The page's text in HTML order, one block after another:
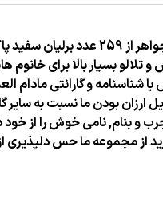
سفید پاک با درخشش و تلالو بالا استفاده شده
بسیار بالا برای خانوم
باشناسنامه و گارانتی مادام
ارزان بودن ما نسبت به
و بنام, نامی خوش را از
ازمجموعه ما حس دلپذیری